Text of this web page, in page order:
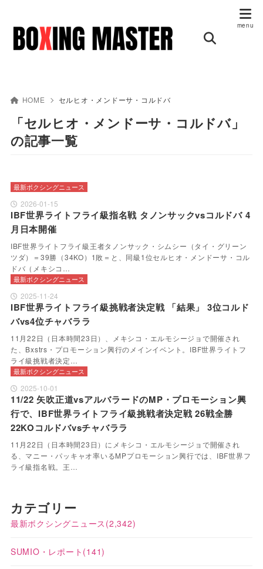
HOME セルヒオ・メンドーサ・コルドバ
「セルヒオ・メンドーサ・コルドバ」
の記事一覧
最新ボクシングニュース
2026-01-15
IBF世界ライトフライ級指名戦 タノンサックvsコルドバ 4
月日本開催
IBF世界ライトフライ級王者タノンサック・シムシー（タイ・グリーン
ツダ）＝39勝（34KO）1敗＝と、同級1位セルヒオ・メンドーサ・コル
ドバ（メキシコ…
最新ボクシングニュース
2025-11-24
IBF世界ライトフライ級挑戦者決定戦 「結果」 3位コルド
バvs4位チャバララ
11月22日（日本時間23日）、メキシコ・エルモシージョで開催され
た、Bxstrs・プロモーション興行のメインイベント。IBF世界ライトフ
ライ級挑戦者決定…
最新ボクシングニュース
2025-10-01
11/22 矢吹正道vsアルバラードのMP・プロモーション興
行で、IBF世界ライトフライ級挑戦者決定戦 26戦全勝
22KOコルドバvsチャバララ
11月22日（日本時間23日）にメキシコ・エルモシージョで開催され
る、マニー・パッキャオ率いるMPプロモーション興行では、IBF世界フ
ライ級指名戦。王…
カテゴリー
最新ボクシングニュース (2,342)
SUMIO・レポート (141)